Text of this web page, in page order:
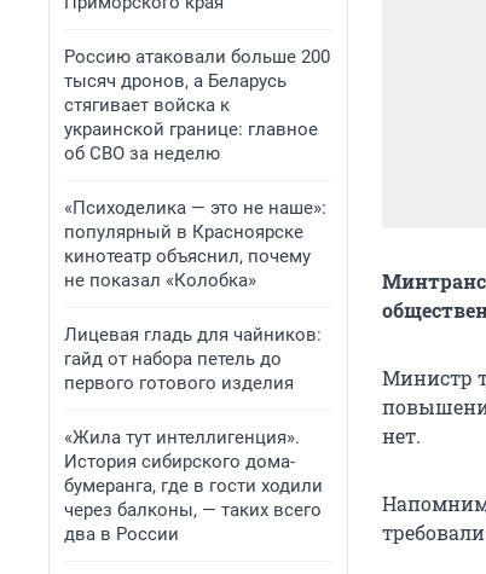
Россию атаковали больше 200
тысяч дронов, а Беларусь
стягивает войска к
украинской границе: главное
об СВО за неделю
«Психоделика — это не наше»:
популярный в Красноярске
кинотеатр объяснил, почему
не показал «Колобка»
Лицевая гладь для чайников:
гайд от набора петель до
первого готового изделия
«Жила тут интеллигенция».
История сибирского дома-
бумеранга, где в гости ходили
через балконы, — таких всего
два в России
Минтранс
Министр
нет.